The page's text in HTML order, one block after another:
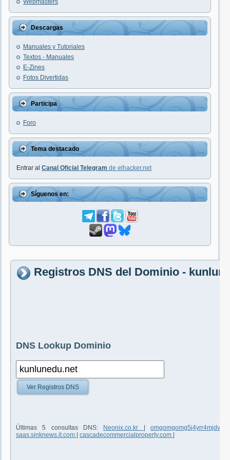
Webmasters
Descargas
Manuales y Tutoriales
Textos - Manuales
E-Zines
Fotos Divertidas
Participa
Foro
Tema destacado
Entrar al Canal Oficial Telegram de elhacker.net
Síguenos en:
Registros DNS del Dominio -
DNS Lookup Dominio
Ver Registros DNS
Últimas 5 consultas DNS: Neonix.co.kr |
saas.sinknews.it.com
cascadecommercialproperty.com